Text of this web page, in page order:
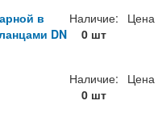
в
DN
Наличие:
0 шт
Цена
Наличие:
0 шт
Цена